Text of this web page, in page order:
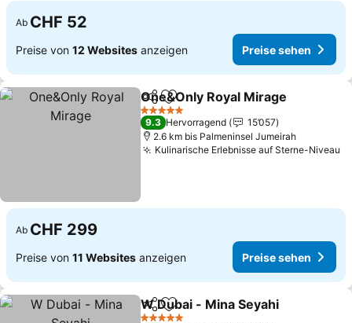
Ab CHF 52
Preise von 12 Websites anzeigen Preise sehen
TeilenZu Favoriten hinzufügen
One&Only Royal Mirage
5 Sterne
9.3 Hervorragend
15’057
2.6 km bis Palmeninsel Jumeirah
Kulinarische Erlebnisse auf Sterne-Niveau
Ab CHF 299
Preise von 11 Websites anzeigen Preise sehen
TeilenZu Favoriten hinzufügen
W Dubai - Mina Seyahi